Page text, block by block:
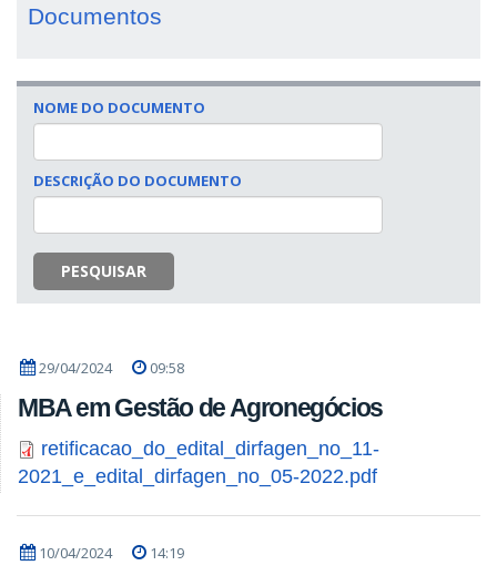
Documentos
NOME DO DOCUMENTO
DESCRIÇÃO DO DOCUMENTO
PESQUISAR
29/04/2024 09:58
MBA em Gestão de Agronegócios
retificacao_do_edital_dirfagen_no_11-
2021_e_edital_dirfagen_no_05-2022.pdf
10/04/2024 14:19